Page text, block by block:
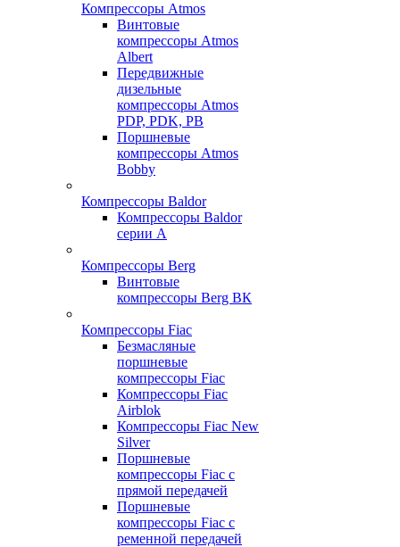
Компрессоры Atmos
Винтовые
компрессоры Atmos
Albert
Передвижные
дизельные
компрессоры Atmos
PDP, PDK, PB
Поршневые
компрессоры Atmos
Bobby
Компрессоры Baldor
Компрессоры Baldor
серии A
Компрессоры Berg
Винтовые
компрессоры Berg ВК
Компрессоры Fiac
Безмасляные
поршневые
компрессоры Fiac
Компрессоры Fiac
Airblok
Компрессоры Fiac New
Silver
Поршневые
компрессоры Fiac с
прямой передачей
Поршневые
компрессоры Fiac с
ременной передачей